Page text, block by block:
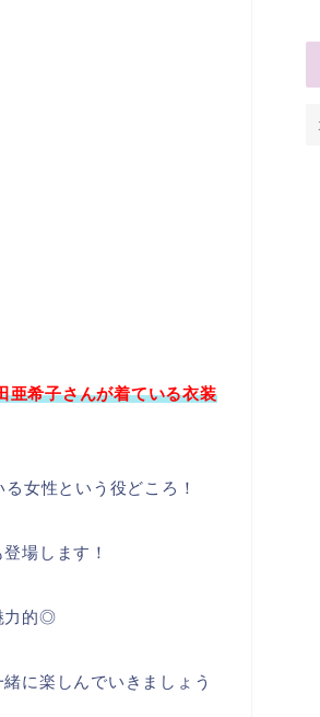
亜希子さんが着ている衣装
女性という役どころ！
場します！
力的◎
に楽しんでいきましょう